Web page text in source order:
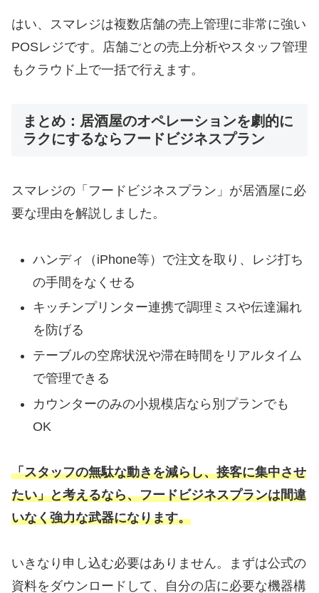
はい、スマレジは複数店舗の売上管理に非常に強い
POSレジです。店舗ごとの売上分析やスタッフ管理
もクラウド上で一括で行えます。
まとめ：居酒屋のオペレーションを劇的に
ラクにするならフードビジネスプラン
スマレジの「フードビジネスプラン」が居酒屋に必
要な理由を解説しました。
ハンディ（iPhone等）で注文を取り、レジ打ち
の手間をなくせる
キッチンプリンター連携で調理ミスや伝達漏れ
を防げる
テーブルの空席状況や滞在時間をリアルタイム
で管理できる
カウンターのみの小規模店なら別プランでも
OK
「スタッフの無駄な動きを減らし、接客に集中させ
たい」と考えるなら、フードビジネスプランは間違
いなく強力な武器になります。
いきなり申し込む必要はありません。まずは公式の
資料をダウンロードして、自分の店に必要な機器構